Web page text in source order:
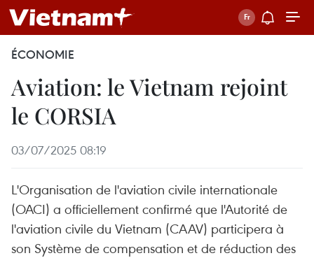
ÉCONOMIE
Aviation: le Vietnam rejoint
le CORSIA
03/07/2025 08:19
L'Organisation de l'aviation civile internationale
(OACI) a officiellement confirmé que l'Autorité de
l'aviation civile du Vietnam (CAAV) participera à
son Système de compensation et de réduction des